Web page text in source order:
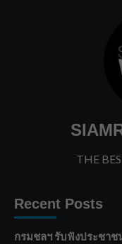
THE
Recent Posts
กรมชลฯ รับฟังประชา